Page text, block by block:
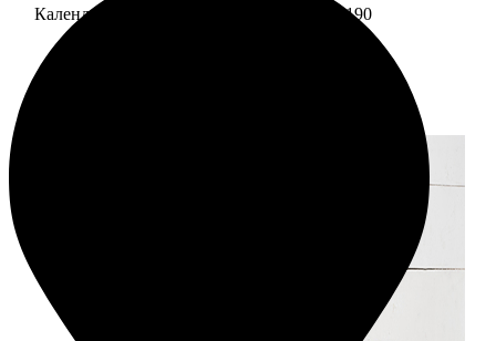
Календарь магнитный отрывной 15x20
1190